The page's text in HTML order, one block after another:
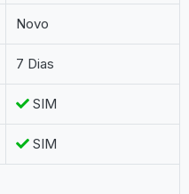
Novo
7 Dias
SIM
SIM